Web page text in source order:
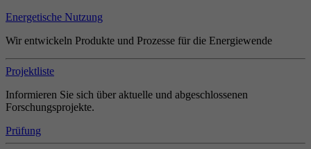
Energetische Nutzung
Wir entwickeln Produkte und Prozesse für die Energiewende
Projektliste
Informieren Sie sich über aktuelle und abgeschlossenen
Forschungsprojekte.
Prüfung